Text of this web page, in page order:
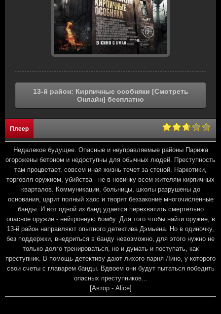
13-й район: Кирпичные особняки [Смотреть
Онлайн] бесплатно
Плеер
Недалекое будущее. Опасные и неуправляемые районы Парижа
огорожены бетоном и недоступны для обычных людей. Преступность
там процветает, совсем иная жизнь течет за стеной. Наркотики,
торговля оружием, убийства - не в новинку всем жителям кирпичных
кварталов. Коммуникации, больницы, школы разрушены до
основания, царит полный хаос и творят беззаконие многочисленные
банды. И вот одной из банд удается перехватить смертельно
опасное оружие - нейтронную бомбу. Для того чтобы найти оружие, в
13-й район направляют опытного детектива Дэмьена. Но в одиночку,
без поддержки, внедриться в банду невозможно, для этого нужно не
только долго тренироваться, но и думать и поступать, как
преступник. В помощь детективу дают лихого парня Лино, у которого
свои счеты с главарем банды. Вдвоем они будут пытаться победить
опасных преступников...
[Автор - Alice]